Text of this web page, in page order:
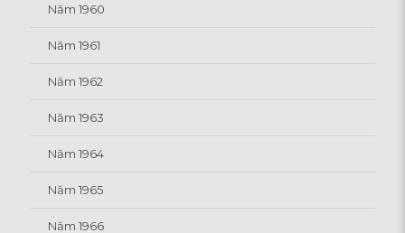
Năm 1960
Năm 1961
Năm 1962
Năm 1963
Năm 1964
Năm 1965
Năm 1966